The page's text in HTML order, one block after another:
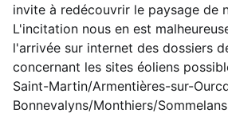
invite à redécouvrir le paysage de
L'incitation nous en est
l'arrivée sur internet des dossiers
concernant les sites éoliens
Saint-Martin/Armentières-sur-
Bonnevalyns/Monthiers/